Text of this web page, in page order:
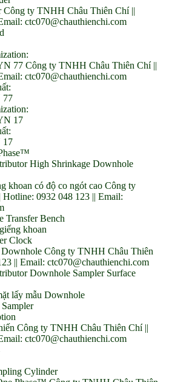
Công ty TNHH Châu Thiên Chí ||
ctc070@chauthienchi.com
77 Công ty TNHH Châu Thiên Chí ||
ctc070@chauthienchi.com
77
17
17
High Shrinkage Downhole
khoan có độ co ngót cao Công ty
0932 048 123 || Email:
Transfer Bench
khoan
Clock
Công ty TNHH Châu Thiên
|| Email: ctc070@chauthienchi.com
Downhole Sampler Surface
lấy mẫu Downhole
Công ty TNHH Châu Thiên Chí ||
ctc070@chauthienchi.com
Cylinder